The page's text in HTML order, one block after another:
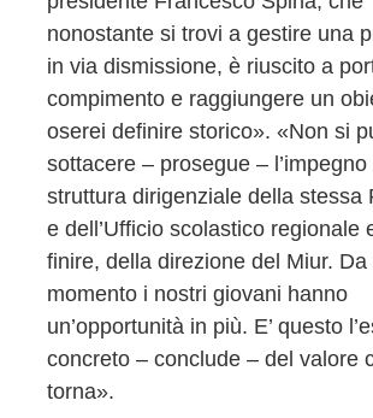
nonostante si trovi a gestire una
in via dismissione, è riuscito a
compimento e raggiungere un
oserei definire storico». «Non si
sottacere – prosegue – l’impegno
struttura dirigenziale della stessa
e dell’Ufficio scolastico regionale
finire, della direzione del Miur. Da
momento i nostri giovani hanno
un’opportunità in più. E’ questo
concreto – conclude – del valore
torna».